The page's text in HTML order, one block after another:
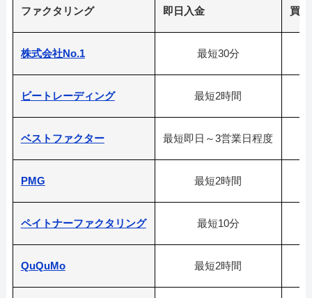
ファクタリング 即日入金 買
株式会社No.1 最短30分
ビートレーディング 最短2時間
ベストファクター 最短即日～3営業日程度
PMG 最短2時間
ペイトナーファクタリング 最短10分
QuQuMo 最短2時間